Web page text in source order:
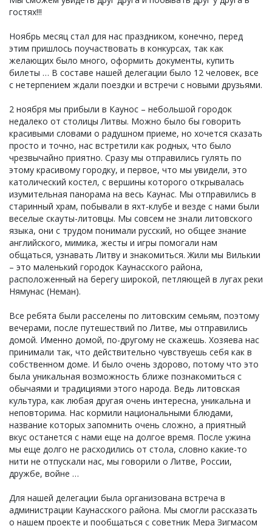
гостях!!!
Ноябрь месяц стал для нас праздником, конечно, перед
этим пришлось поучаствовать в конкурсах, так как
желающих было много, оформить документы, купить
билеты … В составе нашей делегации было 12 человек, все
с нетерпением ждали поездки и встречи с новыми друзьями.
2 ноября мы прибыли в Каунос – небольшой городок
недалеко от столицы Литвы. Можно было бы говорить
красивыми словами о радушном приеме, но хочется сказать
просто и точно, нас встретили как родных, что было
чрезвычайно приятно. Сразу мы отправились гулять по
этому красивому городку, и первое, что мы увидели, это
католический костел, с вершины которого открывалась
изумительная панорама на весь Каунас. Мы отправились в
старинный храм, побывали в яхт-клубе и везде с нами были
веселые скауты-литовцы. Мы совсем не знали литовского
языка, они с трудом понимали русский, но общее знание
английского, мимика, жесты и игры помогали нам
общаться, узнавать Литву и знакомиться. Жили мы Вилькии
– это маленький городок Каунасского района,
расположенный на берегу широкой, петляющей в лугах реки
Нямунас (Неман).
Все ребята были расселены по литовским семьям, поэтому
вечерами, после путешествий по Литве, мы отправились
домой. Именно домой, по-другому не скажешь. Хозяева нас
принимали так, что действительно чувствуешь себя как в
собственном доме. И было очень здорово, потому что это
была уникальная возможность ближе познакомиться с
обычаями и традициями этого народа. Ведь литовская
культура, как любая другая очень интересна, уникальна и
неповторима. Нас кормили национальными блюдами,
название которых запомнить очень сложно, а приятный
вкус останется с нами еще на долгое время. После ужина
мы еще долго не расходились от стола, словно какие-то
нити не отпускали нас, мы говорили о Литве, России,
дружбе, войне …
Для нашей делегации была организована встреча в
администрации Каунасского района. Мы смогли рассказать
о нашем проекте и пообщаться с советник Мера Зигмасом